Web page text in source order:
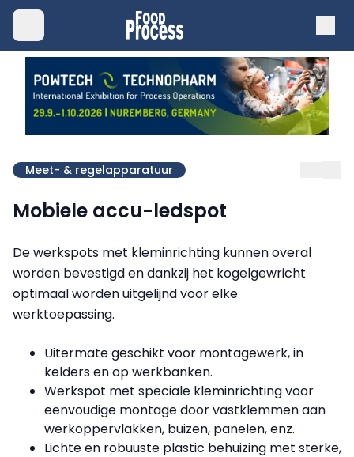
Meet- & regelapparatuur
Mobiele accu-ledspot
De werkspots met kleminrichting kunnen overal
worden bevestigd en dankzij het kogelgewricht
optimaal worden uitgelijnd voor elke
werktoepassing.
Uitermate geschikt voor montagewerk, in
kelders en op werkbanken.
Werkspot met speciale kleminrichting voor
eenvoudige montage door vastklemmen aan
werkoppervlakken, buizen, panelen, enz.
Lichte en robuuste plastic behuizing met sterke,